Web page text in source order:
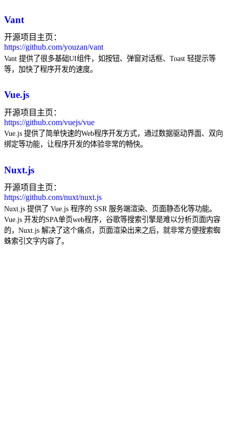
Vant
开源项目主页：
https://github.com/youzan/vant
Vant 提供了很多基础UI组件，如按钮、弹窗对话框、Toast 轻提示等
等，加快了程序开发的速度。
Vue.js
开源项目主页：
https://github.com/vuejs/vue
Vue.js 提供了简单快速的Web程序开发方式，通过数据驱动界面、双向
绑定等功能，让程序开发的体验非常的畅快。
Nuxt.js
开源项目主页：
https://github.com/nuxt/nuxt.js
Nuxt.js 提供了 Vue.js 程序的 SSR 服务端渲染、页面静态化等功能。
Vue.js 开发的SPA单页web程序，谷歌等搜索引擎是难以分析页面内容
的，Nuxt.js 解决了这个痛点，页面渲染出来之后，就非常方便搜索蜘
蛛索引文字内容了。